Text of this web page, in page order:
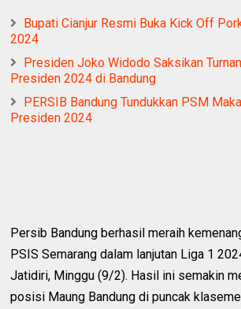
Bupati Cianjur Resmi Buka Kick Off
2024
Presiden Joko Widodo Saksikan
Presiden 2024 di Bandung
PERSIB Bandung Tundukkan PSM
Presiden 2024
Persib Bandung berhasil meraih
PSIS Semarang dalam lanjutan Liga 1
Jatidiri, Minggu (9/2). Hasil ini semakin
posisi Maung Bandung di puncak